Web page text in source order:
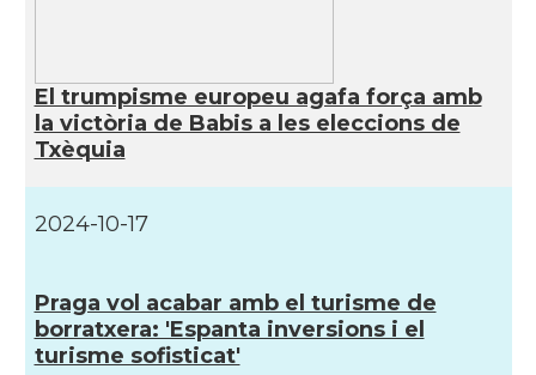
El trumpisme europeu agafa força amb
la victòria de Babis a les eleccions de
Txèquia
2024-10-17
Praga vol acabar amb el turisme de
borratxera: 'Espanta inversions i el
turisme sofisticat'